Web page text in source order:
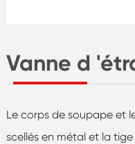
Vanne d
Le corps de soupape et
scellés en métal et la